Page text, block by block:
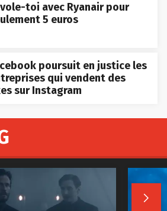
toi avec Ryanair pour
5 euros
poursuit en justice les
qui vendent des
sur Instagram
